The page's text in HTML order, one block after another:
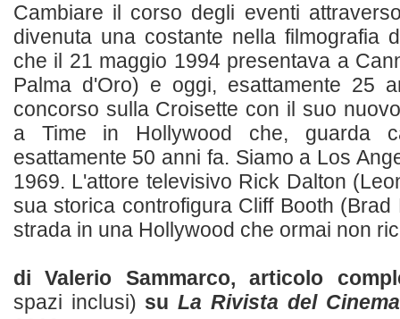
Cambiare il corso degli eventi
divenuta una costante nella filmografia
che il 21 maggio 1994 presentava a
Palma d'Oro) e oggi, esattamente 25
concorso sulla Croisette con il suo
a Time in Hollywood che, guarda
esattamente 50 anni fa. Siamo a Los
1969. L'attore televisivo Rick Dalton
sua storica controfigura Cliff Booth
strada in una Hollywood che ormai non
di Valerio Sammarco, articolo
spazi inclusi) suLa Rivista del